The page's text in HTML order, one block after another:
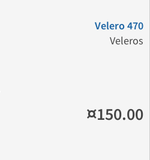
Velero 470
Veleros
¤150.00